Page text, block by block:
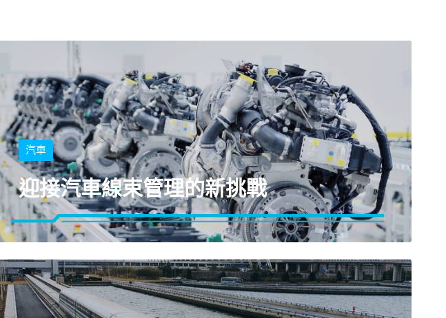
汽車
迎接汽車線束管理的新挑戰
捷諾克汽車線束管理符合產業高效能電機馬達耐高溫標準，
提供您高信賴度效能.